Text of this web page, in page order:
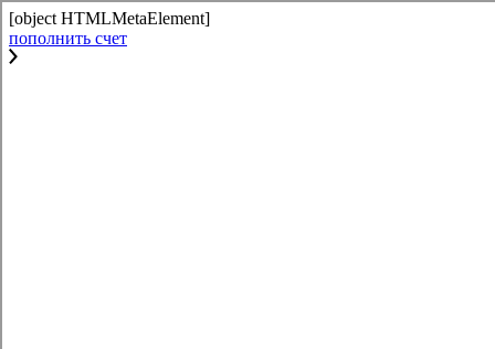
[object HTMLMetaElement]
пополнить счет